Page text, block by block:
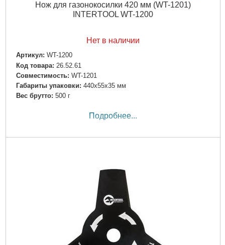
Нож для газонокосилки 420 мм (WT-1201)
INTERTOOL WT-1200
Нет в наличии
Артикул: WT-1200
Код товара: 26.52.61
Совместимость: WT-1201
Габариты упаковки: 440x55x35 мм
Вес брутто: 500 г
Подробнее...